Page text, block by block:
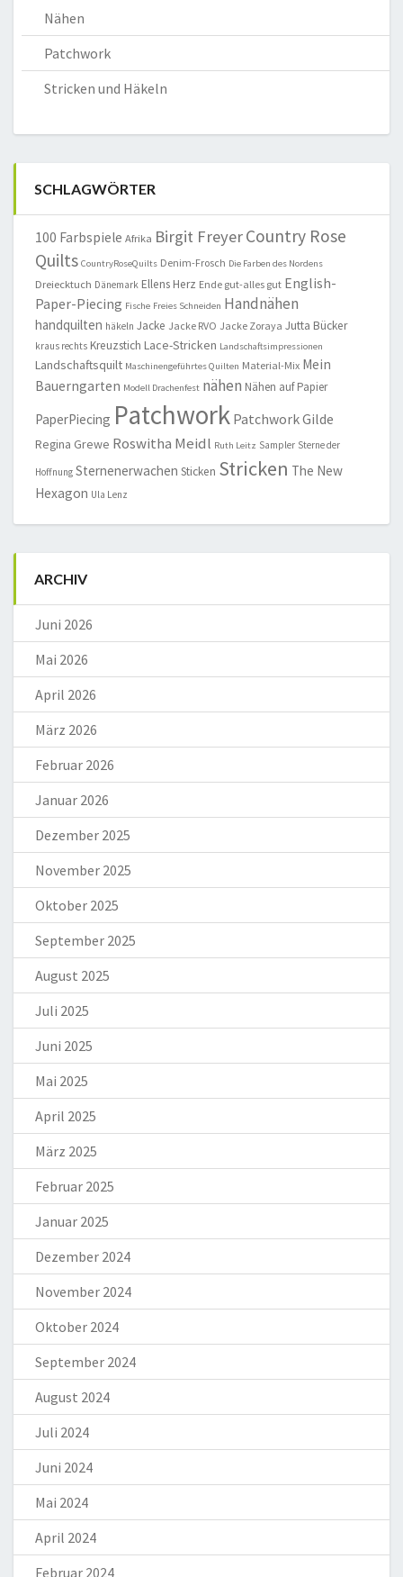
Nähen
Patchwork
Stricken und Häkeln
SCHLAGWÖRTER
100 Farbspiele Afrika Birgit FreyerCountry Rose
Quilts CountryRoseQuilts Denim-Frosch Die Farben des Nordens
Dreiecktuch Dänemark Ellens Herz Ende gut-alles gut English-
Paper-Piecing Fische Freies Schneiden Handnähen
handquilten häkeln Jacke Jacke RVO Jacke Zoraya Jutta Bücker
kraus rechts Kreuzstich Lace-Stricken Landschaftsimpressionen
Landschaftsquilt Maschinengeführtes Quilten Material-Mix Mein
Bauerngarten Modell Drachenfest nähen Nähen auf Papier
PaperPiecing Patchwork Patchwork Gilde
Regina Grewe Roswitha Meidl Ruth Leitz Sampler Sterne der
Hoffnung Sternenerwachen Sticken Stricken The New
Hexagon Ula Lenz
ARCHIV
Juni 2026
Mai 2026
April 2026
März 2026
Februar 2026
Januar 2026
Dezember 2025
November 2025
Oktober 2025
September 2025
August 2025
Juli 2025
Juni 2025
Mai 2025
April 2025
März 2025
Februar 2025
Januar 2025
Dezember 2024
November 2024
Oktober 2024
September 2024
August 2024
Juli 2024
Juni 2024
Mai 2024
April 2024
Februar 2024